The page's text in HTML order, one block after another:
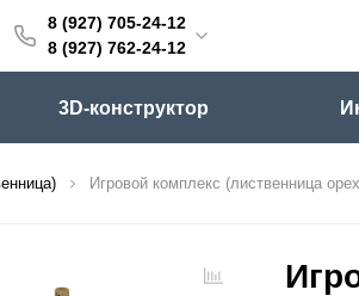
8 (927) 705-24-12
8 (927) 762-24-12
24-12
24-12
3D-конструктор
Игровой комплекс (лиственница